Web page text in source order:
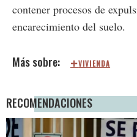
contener procesos de
encarecimiento del suelo.
VIVIENDA
RECOMENDACIONES